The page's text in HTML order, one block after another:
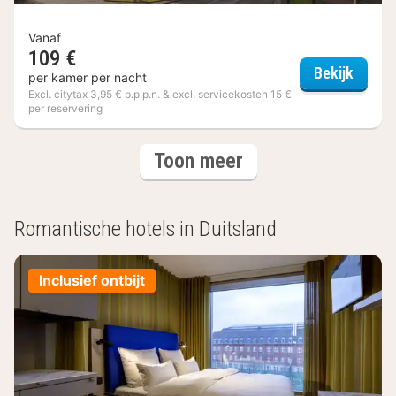
Vanaf
109 €
per kamer per nacht
Excl. citytax 3,95 € p.p.p.n. & excl. servicekosten 15 €
per reservering
Bekijk
Toon meerhotels
Romantische hotels in Duitsland
Inclusief ontbijt